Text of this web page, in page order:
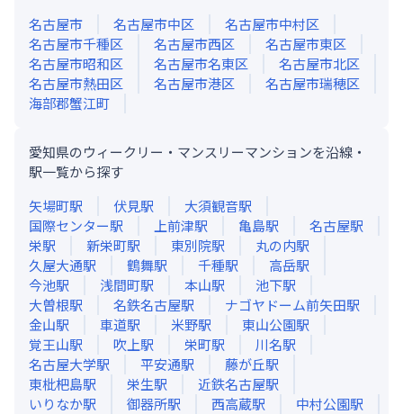
名古屋市
名古屋市中区
名古屋市中村区
名古屋市千種区
名古屋市西区
名古屋市東区
名古屋市昭和区
名古屋市名東区
名古屋市北区
名古屋市熱田区
名古屋市港区
名古屋市瑞穂区
海部郡蟹江町
愛知県のウィークリー・マンスリーマンションを沿線・
駅一覧から探す
矢場町駅 伏見駅 大須観音駅
国際センター駅 上前津駅 亀島駅 名古屋駅
栄駅 新栄町駅 東別院駅 丸の内駅
久屋大通駅 鶴舞駅 千種駅 高岳駅
今池駅 浅間町駅 本山駅 池下駅
大曽根駅 名鉄名古屋駅 ナゴヤドーム前矢田駅
金山駅 車道駅 米野駅 東山公園駅
覚王山駅 吹上駅 栄町駅 川名駅
名古屋大学駅 平安通駅 藤が丘駅
東枇杷島駅 栄生駅 近鉄名古屋駅
いりなか駅 御器所駅 西高蔵駅 中村公園駅